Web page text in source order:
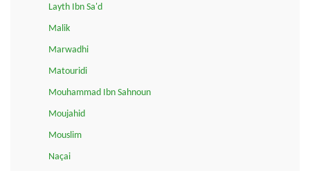
Layth Ibn Sa'd
Malik
Marwadhi
Matouridi
Mouhammad Ibn Sahnoun
Moujahid
Mouslim
Naçai